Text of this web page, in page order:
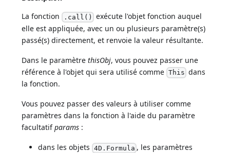
La fonction .call() exécute l'objet fonction auquel
elle est appliquée, avec un ou plusieurs paramètre(s)
passé(s) directement, et renvoie la valeur résultante.
Dans le paramètrethisObj, vous pouvez passer une
référence à l'objet qui sera utilisé comme This dans
la fonction.
Vous pouvez passer des valeurs à utiliser comme
paramètres dans la fonction à l'aide du paramètre
facultatifparams :
dans les objets 4D.Formula , les paramètres